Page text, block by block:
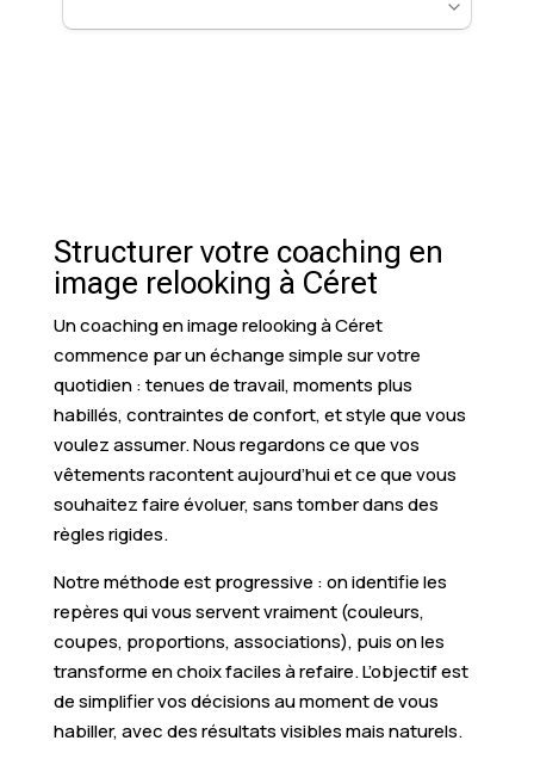
Structurer votre coaching en
image relooking à Céret
Un coaching en image relooking à Céret
commence par un échange simple sur votre
quotidien : tenues de travail, moments plus
habillés, contraintes de confort, et style que vous
voulez assumer. Nous regardons ce que vos
vêtements racontent aujourd’hui et ce que vous
souhaitez faire évoluer, sans tomber dans des
règles rigides.
Notre méthode est progressive : on identifie les
repères qui vous servent vraiment (couleurs,
coupes, proportions, associations), puis on les
transforme en choix faciles à refaire. L’objectif est
de simplifier vos décisions au moment de vous
habiller, avec des résultats visibles mais naturels.